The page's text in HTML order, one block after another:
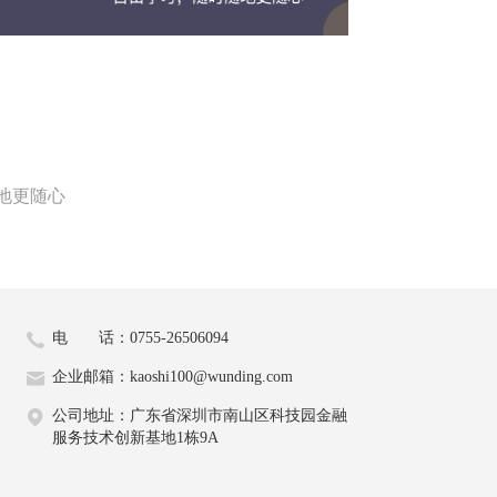
更随心
电 话：0755-26506094
企业邮箱：kaoshi100@wunding.com
公司地址：广东省深圳市南山区科技园金融
服务技术创新基地1栋9A